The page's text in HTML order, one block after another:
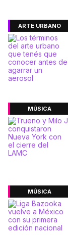
ARTE URBANO
MÚSICA
MÚSICA